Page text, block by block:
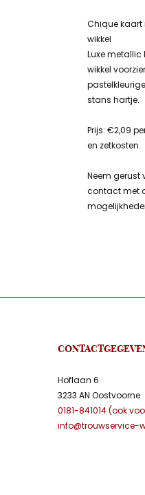
Chique kaart
wikkel
Luxe
wikkel
stans hartje.
Prijs: €2,09
en zetkosten.
Neem gerust
contact met
Hoflaan 6
3233 AN Oostvoorne
0181-841014 (ook
info@trouwservice-